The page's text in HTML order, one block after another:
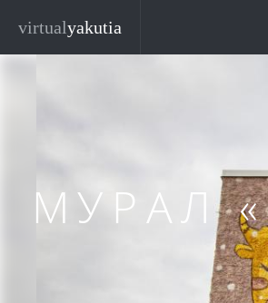
virtualyakutia
МУРАЛ